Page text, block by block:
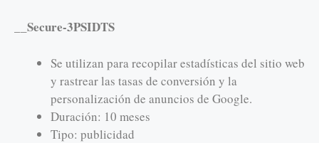
__Secure-3PSIDTS
Se utilizan para recopilar estadísticas del sitio web
y rastrear las tasas de conversión y la
personalización de anuncios de Google.
Duración: 10 meses
Tipo: publicidad